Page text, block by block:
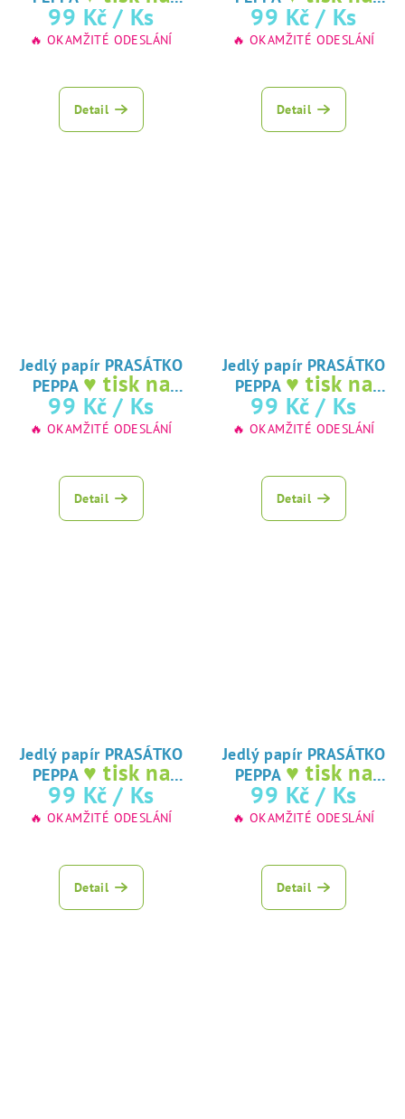
jedlý papír
99 Kč / Ks
🔥 OKAMŽITÉ ODESLÁNÍ
Detail
jedlý papír
99 Kč / Ks
🔥 OKAMŽITÉ ODESLÁNÍ
Detail
Jedlý papír PRASÁTKO
PEPPA ♥ tisk na
jedlý papír
99 Kč / Ks
🔥 OKAMŽITÉ ODESLÁNÍ
hodnocení
produktu
Detail
Jedlý papír PRASÁTKO
PEPPA ♥ tisk na
jedlý papír
99 Kč / Ks
🔥 OKAMŽITÉ ODESLÁNÍ
Detail
Jedlý papír PRASÁTKO
PEPPA ♥ tisk na
jedlý papír
99 Kč / Ks
🔥 OKAMŽITÉ ODESLÁNÍ
Detail
Jedlý papír PRASÁTKO
PEPPA ♥ tisk na
jedlý papír
99 Kč / Ks
🔥 OKAMŽITÉ ODESLÁNÍ
Detail